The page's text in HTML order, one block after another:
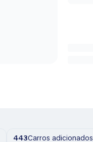
443Carros